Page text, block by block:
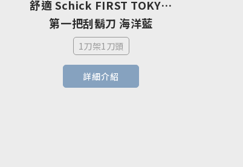
舒適 Schick FIRST TOKYO
第一把刮鬍刀 海洋藍
1刀架1刀頭
詳細介紹